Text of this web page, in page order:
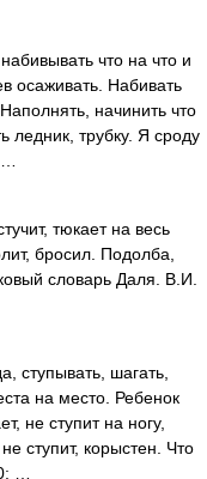
что на что и
осаживать. Набивать
начинить что
ледник, трубку. Я сроду
тюкает на весь
бросил. Подолба,
словарь Даля. В.И.
ступывать, шагать,
на место. Ребенок
не ступит на ногу,
ступит, корыстен. Что
…